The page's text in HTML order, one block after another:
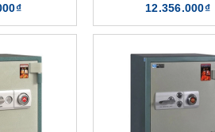
chịu nhiệt tốt. Do đó, có thể giúp
cách tuyệt đối. Dù là khi ở trong tình
lớn từ nhiệt độ cao, thời gian
sắt, thép khối công nghiệp có độ
12.356.000₫